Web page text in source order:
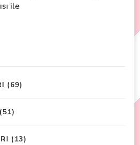
ile
(69)
(51)
(13)